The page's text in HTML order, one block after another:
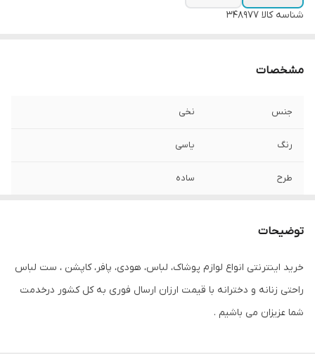
شناسه کالا 348977
مشخصات
جنس نخی
رنگ یاسی
طرح ساده
توضیحات
خرید اینترنتی انواع لوازم پوشاک، لباس، هودی، پافر، کاپشن ، ست لباس
راحتی زنانه و دخترانه با قیمت ارزان ارسال فوری به کل کشور درخدمت
شما عزیزان می باشیم .